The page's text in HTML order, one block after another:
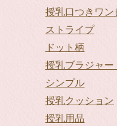
授乳口つきワン
ストライプ
ドット柄
授乳ブラジャー
シンプル
授乳クッション
授乳用品